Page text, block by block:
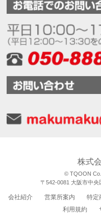
株式
© TQOON
〒542-0081 大阪市中
会社紹介 営業所案内 特定
利用規約